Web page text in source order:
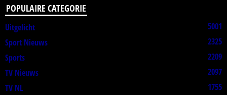
POPULAIRE CATEGORIE
Uitgelicht
5001
Sport Nieuws
2325
Sports
2209
TV Nieuws
2097
TV NL
1755